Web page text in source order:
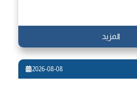
المزيد
2026-08-08